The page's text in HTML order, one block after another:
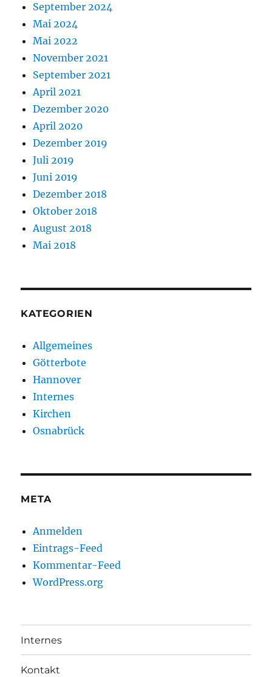
September 2024
Mai 2024
Mai 2022
November 2021
September 2021
April 2021
Dezember 2020
April 2020
Dezember 2019
Juli 2019
Juni 2019
Dezember 2018
Oktober 2018
August 2018
Mai 2018
KATEGORIEN
Allgemeines
Götterbote
Hannover
Internes
Kirchen
Osnabrück
META
Anmelden
Eintrags-Feed
Kommentar-Feed
WordPress.org
Internes
Kontakt